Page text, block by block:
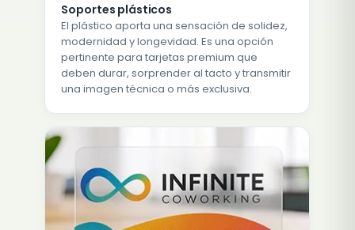
Soportes plásticos
El plástico aporta una sensación de solidez,
modernidad y longevidad. Es una opción
pertinente para tarjetas premium que
deben durar, sorprender al tacto y transmitir
una imagen técnica o más exclusiva.